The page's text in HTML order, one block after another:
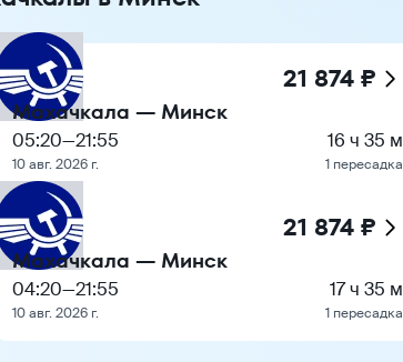
21 874 ₽
Махачкала — Минск
05:20—21:55
10 авг. 2026 г.
16 ч 35 м
1 пересадка
21 874 ₽
Махачкала — Минск
04:20—21:55
10 авг. 2026 г.
17 ч 35 м
1 пересадка